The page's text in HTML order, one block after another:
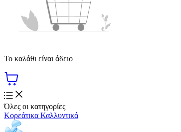
Το καλάθι είναι άδειο
Όλες οι κατηγορίες
Κορεάτικα Καλλυντικά